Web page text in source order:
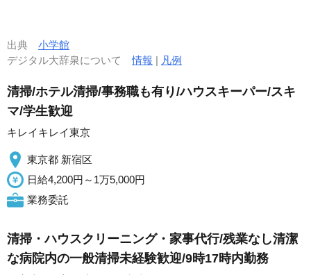
出典 小学館
デジタル大辞泉について情報 | 凡例
清掃/ホテル清掃/事務職も有り/ハウスキーパー/スキ
マ/学生歓迎
キレイキレイ東京
東京都 新宿区
日給4,200円～1万5,000円
業務委託
清掃・ハウスクリーニング・家事代行/残業なし清潔
な病院内の一般清掃未経験歓迎/9時17時内勤務